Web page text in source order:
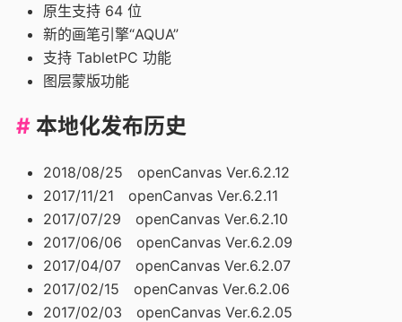
原生支持 64 位
新的画笔引擎“AQUA”
支持 TabletPC 功能
图层蒙版功能
本地化发布历史
2018/08/25 openCanvas Ver.6.2.12
2017/11/21 openCanvas Ver.6.2.11
2017/07/29 openCanvas Ver.6.2.10
2017/06/06 openCanvas Ver.6.2.09
2017/04/07 openCanvas Ver.6.2.07
2017/02/15 openCanvas Ver.6.2.06
2017/02/03 openCanvas Ver.6.2.05